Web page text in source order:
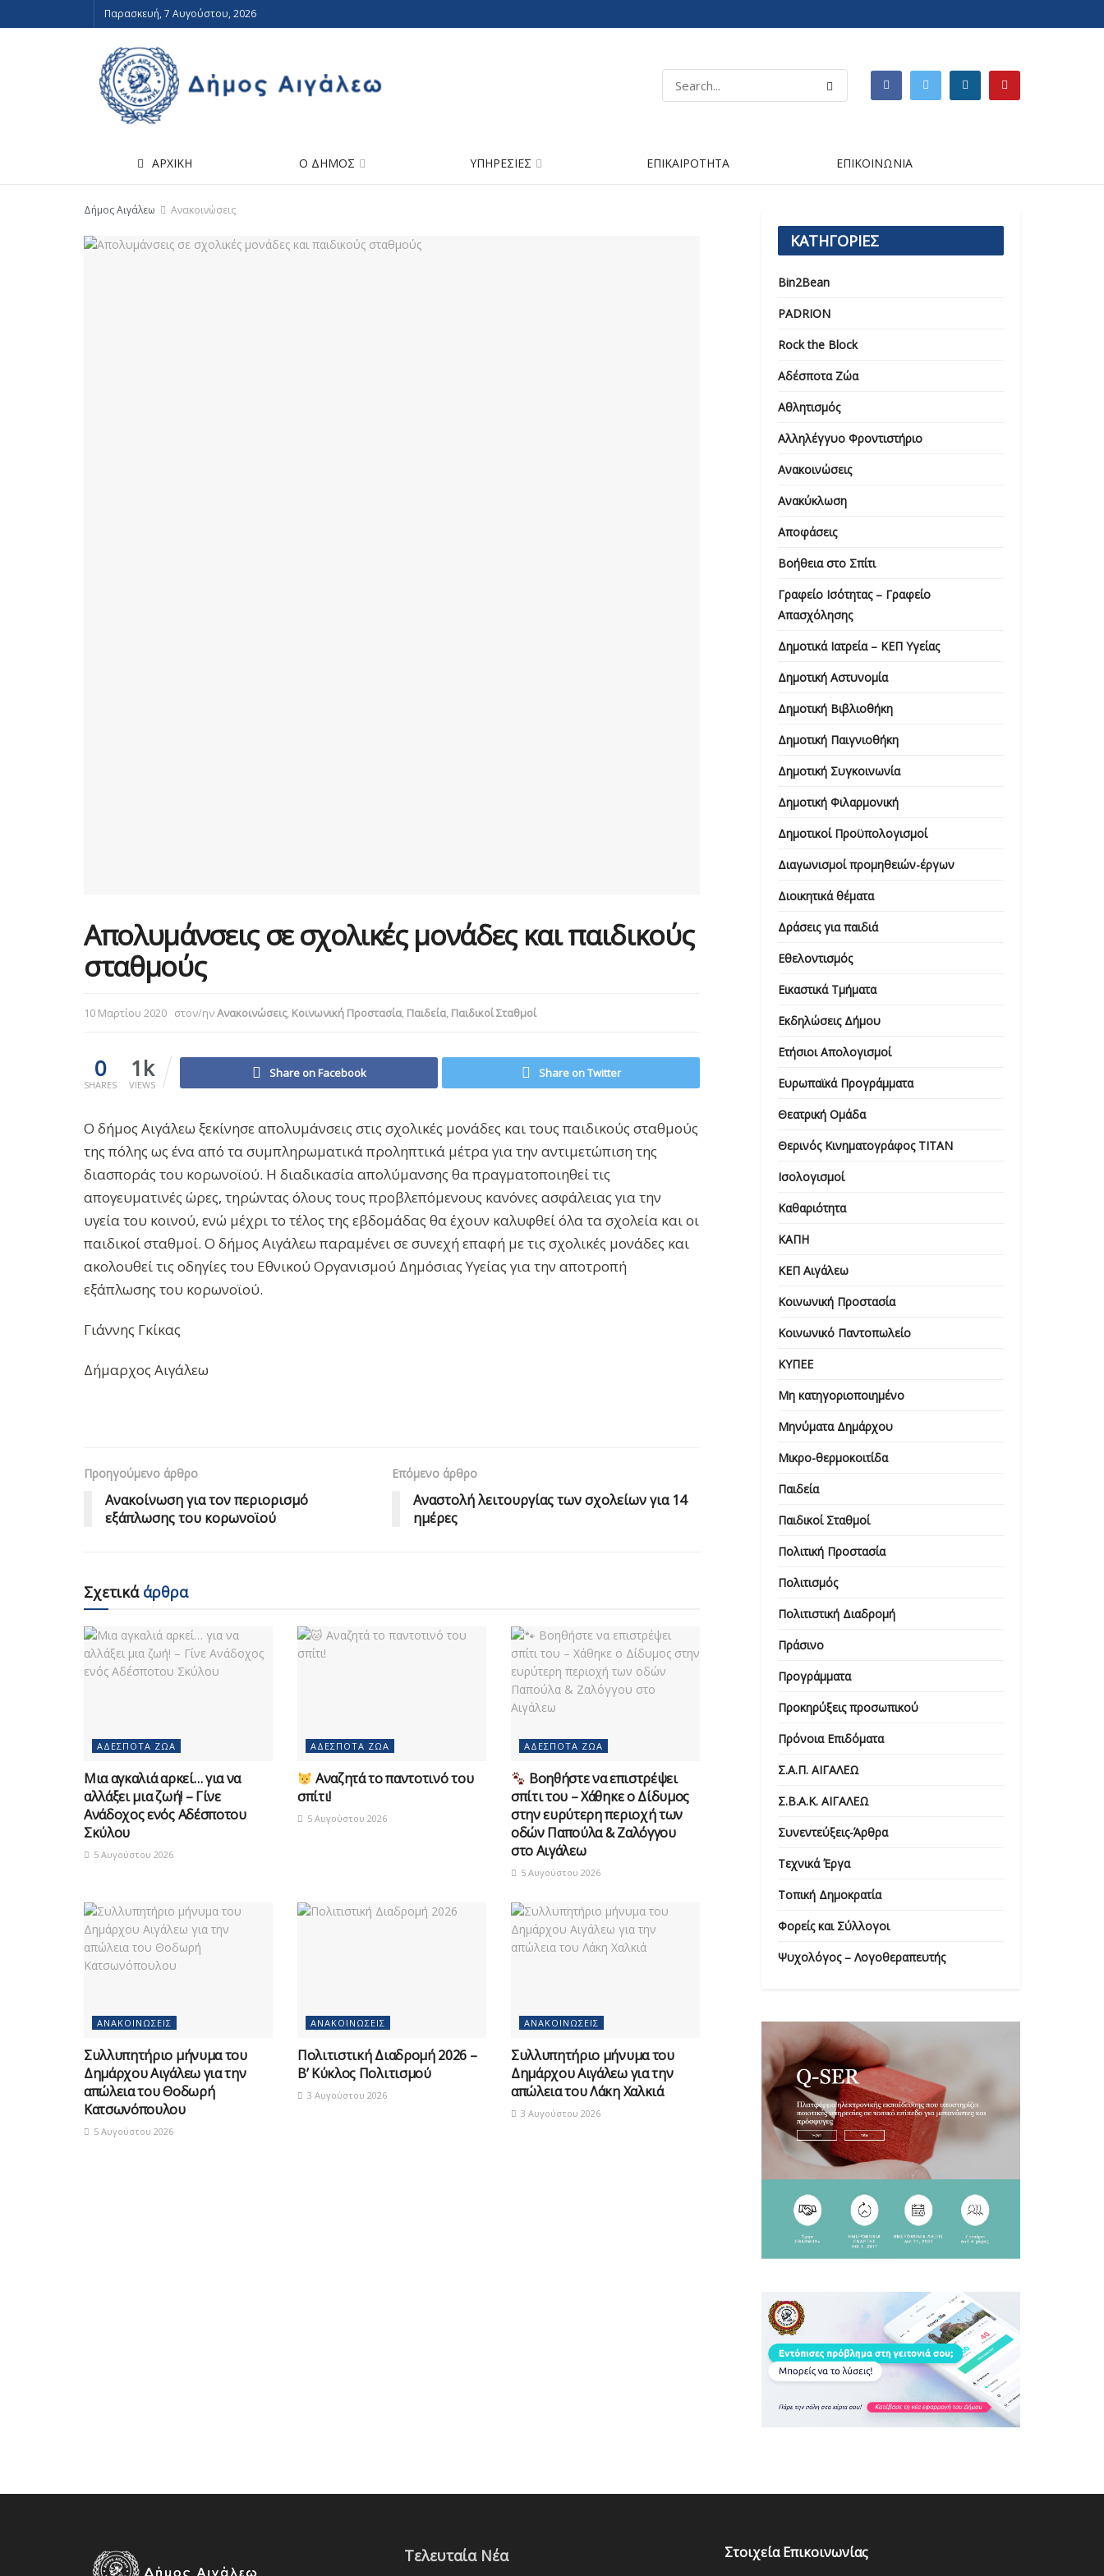
Παρασκευή, 7 Αυγούστου, 2026
ΑΡΧΙΚΗ Ο ΔΗΜΟΣ ΥΠΗΡΕΣΙΕΣ ΕΠΙΚΑΙΡΟΤΗΤΑ ΕΠΙΚΟΙΝΩΝΙΑ
Δήμος Αιγάλεω Ανακοινώσεις
Απολυμάνσεις σε σχολικές μονάδες και παιδικούς
σταθμούς
10 Μαρτίου 2020 στον/ηνΑνακοινώσεις, Κοινωνική Προστασία Παιδεία Παιδικοί Σταθμοί
0
SHARES
1k
VIEWS
Share on Facebook Share on Twitter
Ο δήμος Αιγάλεω ξεκίνησε απολυμάνσεις στις σχολικές μονάδες και τους παιδικούς σταθμούς
της πόλης ως ένα από τα συμπληρωματικά προληπτικά μέτρα για την αντιμετώπιση της
διασποράς του κορωνοϊού. Η διαδικασία απολύμανσης θα πραγματοποιηθεί τις
απογευματινές ώρες, τηρώντας όλους τους προβλεπόμενους κανόνες ασφάλειας για την
υγεία του κοινού, ενώ μέχρι το τέλος της εβδομάδας θα έχουν καλυφθεί όλα τα σχολεία και οι
παιδικοί σταθμοί. Ο δήμος Αιγάλεω παραμένει σε συνεχή επαφή με τις σχολικές μονάδες και
ακολουθεί τις οδηγίες του Εθνικού Οργανισμού Δημόσιας Υγείας για την αποτροπή
εξάπλωσης του κορωνοϊού.
Γιάννης Γκίκας
Δήμαρχος Αιγάλεω
Προηγούμενο άρθρο
Ανακοίνωση για τον περιορισμό
εξάπλωσης του κορωνοϊού
Επόμενο άρθρο
Αναστολή λειτουργίας των σχολείων για 14
ημέρες
Σχετικάάρθρα
ΑΔΈΣΠΟΤΑ ΖΏΑ
Μια αγκαλιά αρκεί… για να
αλλάξει μια ζωή! – Γίνε
Ανάδοχος ενός Αδέσποτου
Σκύλου
5 Αυγούστου 2026
ΑΔΈΣΠΟΤΑ ΖΏΑ
Αναζητά το παντοτινό του
σπίτι!
5 Αυγούστου 2026
ΑΔΈΣΠΟΤΑ ΖΏΑ
Βοηθήστε να επιστρέψει
σπίτι του – Χάθηκε ο Δίδυμος
στην ευρύτερη περιοχή των
οδών Παπούλα & Ζαλόγγου
στο Αιγάλεω
5 Αυγούστου 2026
ΑΝΑΚΟΙΝΏΣΕΙΣ
Συλλυπητήριο μήνυμα του
Δημάρχου Αιγάλεω για την
απώλεια του Θοδωρή
Κατσωνόπουλου
5 Αυγούστου 2026
ΑΝΑΚΟΙΝΏΣΕΙΣ
Πολιτιστική Διαδρομή 2026 –
Β’ Κύκλος Πολιτισμού
3 Αυγούστου 2026
ΑΝΑΚΟΙΝΏΣΕΙΣ
Συλλυπητήριο μήνυμα του
Δημάρχου Αιγάλεω για την
απώλεια του Λάκη Χαλκιά
3 Αυγούστου 2026
ΚΑΤΗΓΟΡΙΕΣ
Bin2Bean
PADRION
Rock the Block
Αδέσποτα Ζώα
Αθλητισμός
Αλληλέγγυο Φροντιστήριο
Ανακοινώσεις
Ανακύκλωση
Αποφάσεις
Βοήθεια στο Σπίτι
Γραφείο Ισότητας – Γραφείο
Απασχόλησης
Δημοτικά Ιατρεία – ΚΕΠ Υγείας
Δημοτική Αστυνομία
Δημοτική Βιβλιοθήκη
Δημοτική Παιγνιοθήκη
Δημοτική Συγκοινωνία
Δημοτική Φιλαρμονική
Δημοτικοί Προϋπολογισμοί
Διαγωνισμοί προμηθειών-έργων
Διοικητικά θέματα
Δράσεις για παιδιά
Εθελοντισμός
Εικαστικά Τμήματα
Εκδηλώσεις Δήμου
Ετήσιοι Απολογισμοί
Ευρωπαϊκά Προγράμματα
Θεατρική Ομάδα
Θερινός Κινηματογράφος ΤΙΤΑΝ
Ισολογισμοί
Καθαριότητα
ΚΑΠΗ
ΚΕΠ Αιγάλεω
Κοινωνική Προστασία
Κοινωνικό Παντοπωλείο
ΚΥΠΕΕ
Μη κατηγοριοποιημένο
Μηνύματα Δημάρχου
Μικρο-θερμοκοιτίδα
Παιδεία
Παιδικοί Σταθμοί
Πολιτική Προστασία
Πολιτισμός
Πολιτιστική Διαδρομή
Πράσινο
Προγράμματα
Προκηρύξεις προσωπικού
Πρόνοια Επιδόματα
Σ.Α.Π. ΑΙΓΑΛΕΩ
Σ.Β.Α.Κ. ΑΙΓΑΛΕΩ
Συνεντεύξεις-Άρθρα
Τεχνικά Έργα
Τοπική Δημοκρατία
Φορείς και Σύλλογοι
Ψυχολόγος – Λογοθεραπευτής
Τελευταία Νέα Στοιχεία Επικοινωνίας